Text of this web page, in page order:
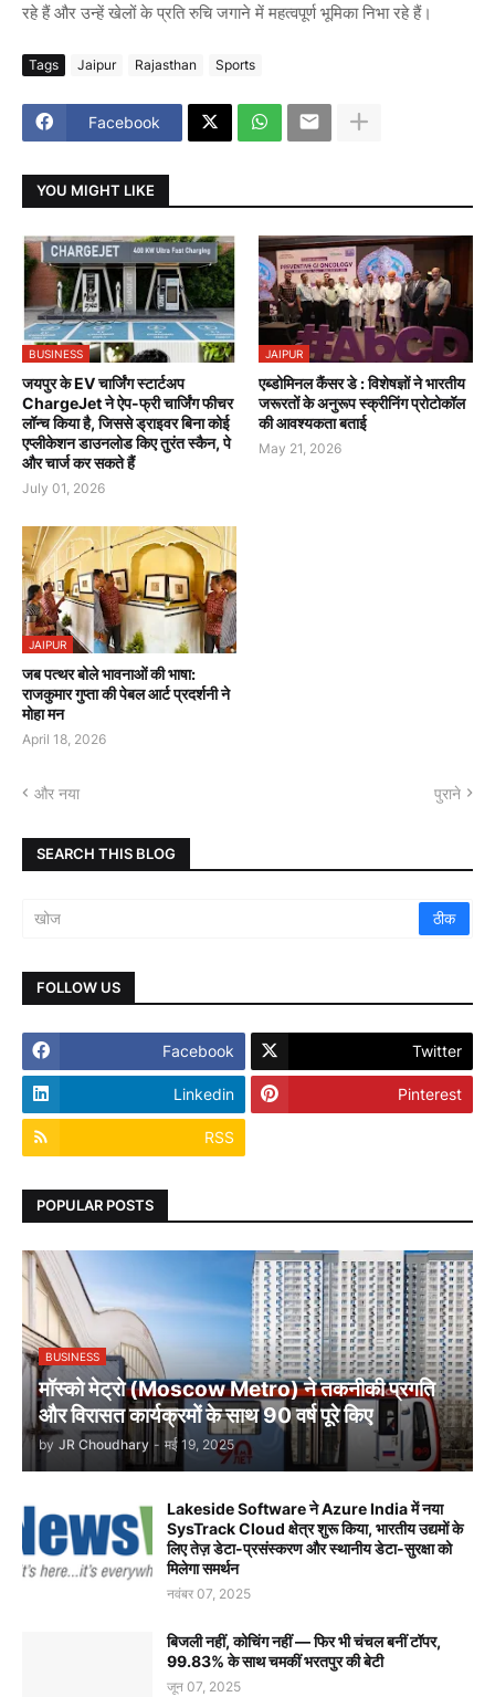
रहे हैं और उन्हें खेलों के प्रति रुचि जगाने में महत्वपूर्ण भूमिका निभा रहे हैं।
Tags Jaipur Rajasthan Sports
Facebook
YOU MIGHT LIKE
BUSINESS
जयपुर के EV चार्जिंग स्टार्टअप
ChargeJet ने ऐप-फ्री चार्जिंग फीचर
लॉन्च किया है, जिससे ड्राइवर बिना कोई
एप्लीकेशन डाउनलोड किए तुरंत स्कैन, पे
और चार्ज कर सकते हैं
July 01, 2026
JAIPUR
एब्डोमिनल कैंसर डे : विशेषज्ञों ने भारतीय
जरूरतों के अनुरूप स्क्रीनिंग प्रोटोकॉल
की आवश्यकता बताई
May 21, 2026
JAIPUR
जब पत्थर बोले भावनाओं की भाषा:
राजकुमार गुप्ता की पेबल आर्ट प्रदर्शनी ने
मोहा मन
April 18, 2026
और नया पुराने
SEARCH THIS BLOG
FOLLOW US
Facebook Twitter
Linkedin Pinterest
RSS
POPULAR POSTS
BUSINESS
मॉस्को मेट्रो (Moscow Metro) ने तकनीकी प्रगति
और विरासत कार्यक्रमों के साथ 90 वर्ष पूरे किए
by JR Choudhary - मई 19, 2025
Lakeside Software ने Azure India में नया
SysTrack Cloud क्षेत्र शुरू किया, भारतीय उद्यमों के
लिए तेज़ डेटा-प्रसंस्करण और स्थानीय डेटा-सुरक्षा को
मिलेगा समर्थन
नवंबर 07, 2025
बिजली नहीं, कोचिंग नहीं — फिर भी चंचल बनीं टॉपर,
99.83% के साथ चमकीं भरतपुर की बेटी
जून 07, 2025